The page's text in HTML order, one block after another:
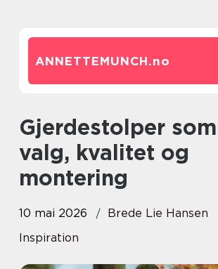
ANNETTEMUNCH.no
Gjerdestolper som varer
valg, kvalitet og
montering
10 mai 2026
Brede Lie Hansen
Inspiration